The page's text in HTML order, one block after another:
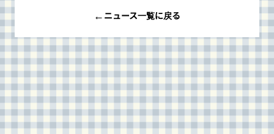
←ニュース一覧に戻る